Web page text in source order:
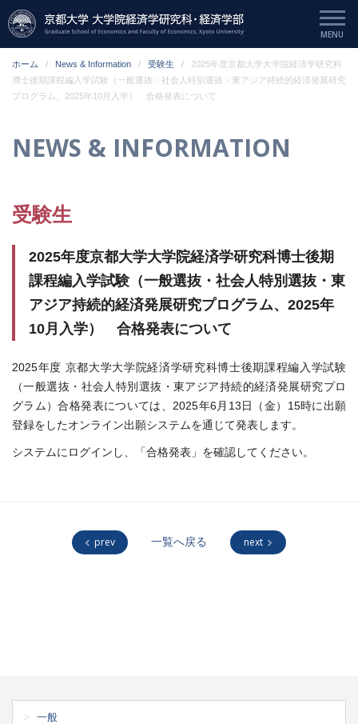
ホーム News & Information 受験生
2025年度京都大学大学院経済学研究科
博士後期課程編入学試験（一般選抜・社会人特別選抜・東アジア持続的経済発展研究
プログラム、2025年10月入学） 合格発表について
NEWS & INFORMATION
受験生
2025年度京都大学大学院経済学研究科博士後期
課程編入学試験（一般選抜・社会人特別選抜・東
アジア持続的経済発展研究プログラム、2025年
10月入学） 合格発表について
2025年度 京都大学大学院経済学研究科博士後期課程編入学試験
（一般選抜・社会人特別選抜・東アジア持続的経済発展研究プロ
グラム）合格発表については、2025年6月13日（金）15時に出願
登録をしたオンライン出願システムを通じて発表します。
システムにログインし、「合格発表」を確認してください。
prev 一覧へ戻る next
一般